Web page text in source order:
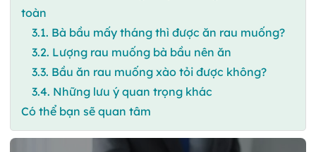
toàn
3.1. Bà bầu mấy tháng thì được ăn rau muống?
3.2. Lượng rau muống bà bầu nên ăn
3.3. Bầu ăn rau muống xào tỏi được không?
3.4. Những lưu ý quan trọng khác
Có thể bạn sẽ quan tâm